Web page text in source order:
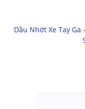
Dầu Nhớt Xe Tay Ga